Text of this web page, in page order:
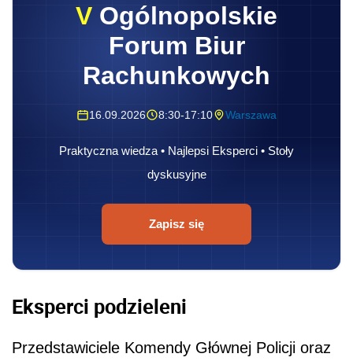
V Ogólnopolskie
Forum Biur
Rachunkowych
16.09.2026 8:30-17:10 Warszawa
Praktyczna wiedza • Najlepsi Eksperci • Stoły
dyskusyjne
Zapisz się
Eksperci podzieleni
Przedstawiciele Komendy Głównej Policji oraz